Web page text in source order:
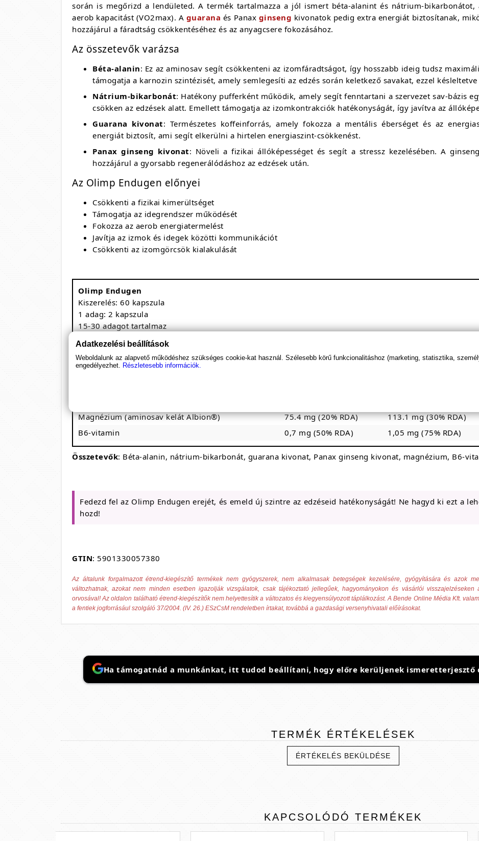
során is megőrizd a lendületed. A termék tartalmazza a jól ismert béta-alanint és nátrium-
aerob kapacitást (VO2max). A guarana és Panax ginseng kivonatok pedig extra energiát biztosítanak,
hozzájárul a fáradtság csökkentéséhez és az anyagcsere fokozásához.
Az összetevők varázsa
Béta-alanin: Ez az aminosav segít csökkenteni az izomfáradtságot, így hosszabb ideig tudsz
támogatja a karnozin szintézisét, amely semlegesíti az edzés során keletkező savakat, ezzel
Nátrium-bikarbonát: Hatékony pufferként működik, amely segít fenntartani a szervezet sav-bázis
csökken az edzések alatt. Emellett támogatja az izomkontrakciók hatékonyságát, így javítva az
Guarana kivonat: Természetes koffeinforrás, amely fokozza a mentális éberséget és az
energiát biztosít, ami segít elkerülni a hirtelen energiaszint-csökkenést.
Panax ginseng kivonat: Növeli a fizikai állóképességet és segít a stressz kezelésében. A
hozzájárul a gyorsabb regenerálódáshoz az edzések után.
Az Olimp Endugen előnyei
Csökkenti a fizikai kimerültséget
Támogatja az idegrendszer működését
Fokozza az aerob energiatermelést
Javítja az izmok és idegek közötti kommunikációt
Csökkenti az izomgörcsök kialakulását
Olimp Endugen
Kiszerelés: 60 kapszula
1 adag: 2 kapszula
15-30 adagot tartalmaz
Megnevezés
Béta-alanin
1100 mg 1650 mg
Nátrium-bikarbonát
Magnézium (aminosav kelát Albion®)
75.4 mg (20% RDA) 113.1 mg (30% RDA)
B6-vitamin
0,7 mg (50% RDA) 1,05 mg (75% RDA)
Összetevők: Béta-alanin, nátrium-bikarbonát, guarana kivonat, Panax ginseng kivonat, magnézium, B6-
Fedezd fel az Olimp Endugen erejét, és emeld új szintre az edzéseid hatékonyságát! Ne hagyd ki ezt a
hozd!
GTIN: 5901330057380
Az általunk forgalmazott étrend-kiegészítő termékek nem gyógyszerek, nem alkalmasak betegségek kezelésére, gyógyítására és azok
változhatnak, azokat nem minden esetben igazolják vizsgálatok, csak tájékoztató jellegűek, hagyományokon és vásárlói
orvosával! Az oldalon található étrend-kiegészítők nem helyettesítik a változatos és kiegyensúlyozott táplálkozást. A Bende Online Média Kft.
a fentiek jogforrásául szolgáló 37/2004. (IV. 26.) ESzCsM rendeletben írtakat, továbbá a gazdasági versenyhivatali előírásokat.
Ha támogatnád a munkánkat, itt tudod beállítani, hogy előre kerüljenek ismeretterjesztő
TERMÉK ÉRTÉKELÉSEK
ÉRTÉKELÉS BEKÜLDÉSE
KAPCSOLÓDÓ TERMÉKEK
Adatkezelési beállítások
Weboldalunk az alapvető működéshez szükséges cookie-kat használ. Szélesebb körű funkcionalitáshoz (marketing, statisztika,
engedélyezhet. Részletesebb információk.